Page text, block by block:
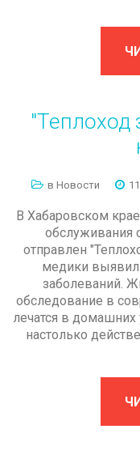
"Теплоход
в Новости
В Хабаровском
обслуживания
отправлен
медики
заболеваний.
обследование в
лечатся в
настолько